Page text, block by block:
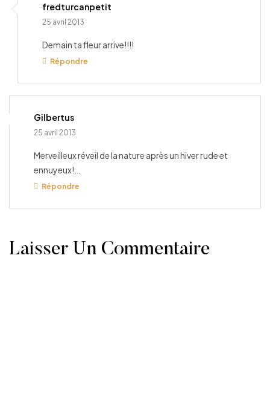
fredturcanpetit
25 avril 2013
Demain ta fleur arrive!!!!
Répondre
Gilbertus
25 avril 2013
Merveilleux réveil de la nature après un hiver rude et
ennuyeux!…
Répondre
Laisser Un Commentaire